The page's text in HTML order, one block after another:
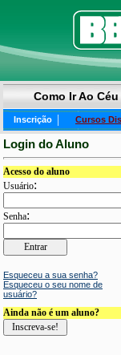
Como Ir Ao Céu
Inscrição | Cursos
Login do Aluno
Acesso do aluno
Usuário:
Senha:
Esqueceu a sua senha?
Esqueceu o seu nome de
usuário?
Ainda não é um aluno?